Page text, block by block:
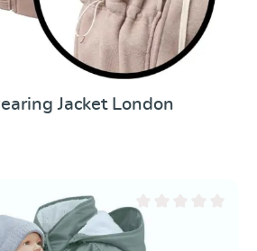
Jacket London
Valutazione media di